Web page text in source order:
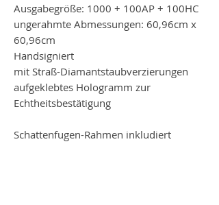
Ausgabegröße: 1000 + 100AP + 100HC
ungerahmte Abmessungen: 60,96cm x
60,96cm
Handsigniert
mit Straß-Diamantstaubverzierungen
aufgeklebtes Hologramm zur
Echtheitsbestätigung
Schattenfugen-Rahmen inkludiert